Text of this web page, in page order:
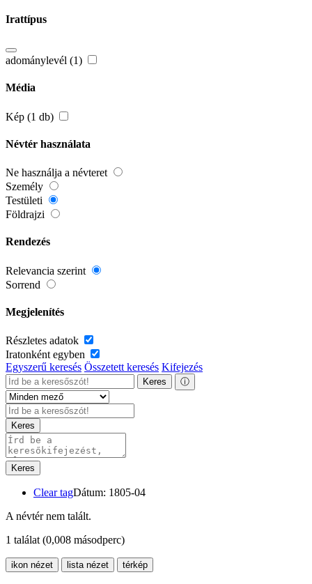
Irattípus
adománylevél (1)
Média
Kép (1 db)
Névtér használata
Ne használja a névteret
Személy
Testületi
Földrajzi
Rendezés
Relevancia szerint
Sorrend
Megjelenítés
Részletes adatok
Iratonként egyben
Egyszerű keresés Összetett keresés Kifejezés
Keres ⓘ
Keres
Keres
Clear tagDátum: 1805-04
A névtér nem talált.
1 találat (0,008 másodperc)
ikon nézet lista nézet térkép